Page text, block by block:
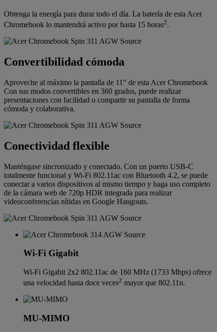
Obtenga la energía para durar todo el día. La batería de esta Acer
Chromebook lo mantendrá activo por hasta 15 horas2.
Convertibilidad cómoda
Aproveche al máximo la pantalla de 11" de esta Acer Chromebook
Con sus modos convertibles en 360 grados, puede realizar
presentaciones con facilidad o compartir su pantalla de forma
cómoda y colaborativa.
Conectividad flexible
Manténgase sincronizado y conectado. Con un puerto USB-C
totalmente funcional y Wi-Fi 802.11ac con Bluetooth 4.2, se puede
conectar a varios dispositivos al mismo tiempo y haga uso completo
de la cámara web de 720p HDR integrada para realizar
videoconferencias nítidas en Google Hangouts.
Wi-Fi Gigabit
Wi-Fi Gigabit 2x2 802.11ac de 160 MHz (1733 Mbps) ofrece
una velocidad hasta doce veces2 mayor que 802.11n.
MU-MIMO